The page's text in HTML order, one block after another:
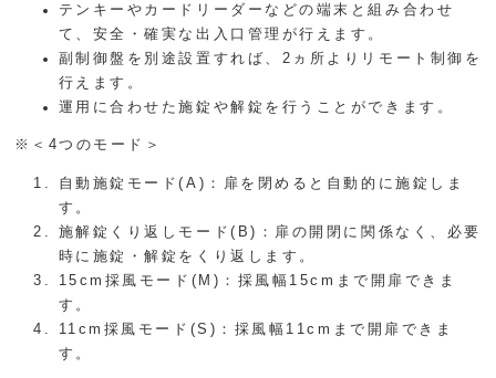
テンキーやカードリーダーなどの端末と組み合わせ
て、安全・確実な出入口管理が行えます。
副制御盤を別途設置すれば、2ヵ所よりリモート制御を
行えます。
運用に合わせた施錠や解錠を行うことができます。
※＜4つのモード＞
自動施錠モード(A)：扉を閉めると自動的に施錠しま
す。
施解錠くり返しモード(B)：扉の開閉に関係なく、必要
時に施錠・解錠をくり返します。
15cm採風モード(M)：採風幅15cmまで開扉できま
す。
11cm採風モード(S)：採風幅11cmまで開扉できま
す。